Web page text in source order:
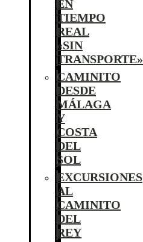
EN
TIEMPO
REAL
«SIN
TRANSPORTE»
CAMINITO
DESDE
MÁLAGA
Y
COSTA
DEL
SOL
EXCURSIONES
AL
CAMINITO
DEL
REY